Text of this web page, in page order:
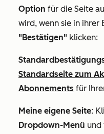
Option für die Seite
wird, wenn sie in ihrer
"Bestätigen" klicken:
Standardseite zum
Abonnements für
Meine eigene Seite:
Dropdown-Menü und